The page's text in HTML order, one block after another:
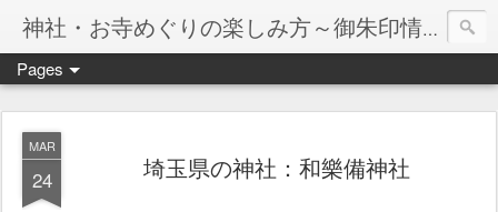
神社・お寺めぐりの楽しみ方～御朱印情報マップ～
Pages
MAR
24 埼玉県の神社：和樂備神社